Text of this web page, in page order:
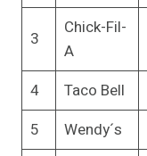
3
Chick-Fil-
A
4 Taco Bell
5
Wendy´s